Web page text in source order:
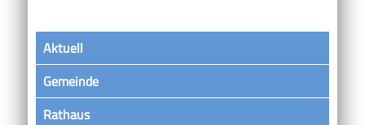
Aktuell
Gemeinde
Rathaus